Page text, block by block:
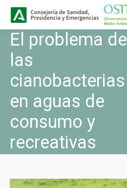
El problema de
las
cianobacterias
en aguas de
consumo y
recreativas